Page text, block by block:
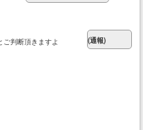
判断頂きますよ